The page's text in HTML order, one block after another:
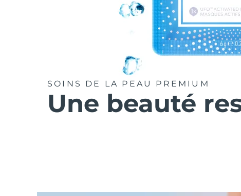
SOINS DE LA PEAU PREMIUM
Une beauté